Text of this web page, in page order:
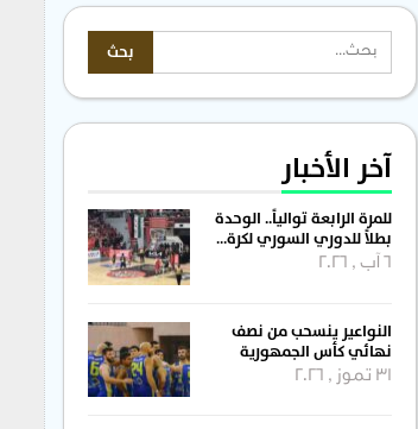
آخر الأخبار
للمرة الرابعة توالياً.. الوحدة
بطلاً للدوري السوري لكرة…
6 آب , 2026
النواعير ينسحب من نصف
نهائي كأس الجمهورية
31 تموز , 2026